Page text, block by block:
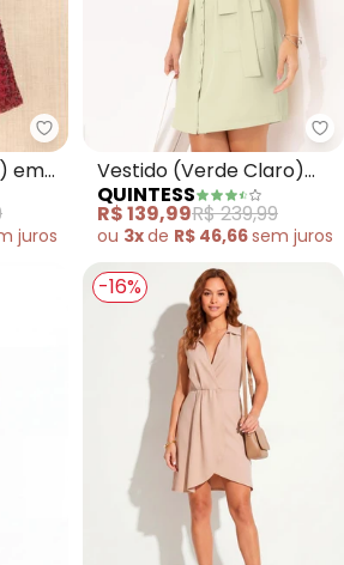
Quintess - Vestido (Vermelho)
em
juros
Vestido (Verde Claro)
em Alfaiataria
QUINTESS
R$ 139,99R$ 239,99
ou 3xde R$ 46,66sem juros
-16%